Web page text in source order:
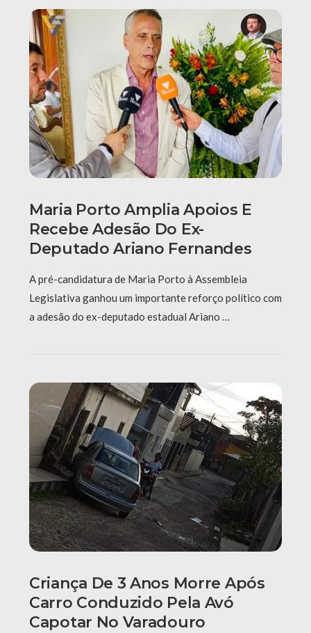
Maria Porto Amplia Apoios E
Recebe Adesão Do Ex-
Deputado Ariano Fernandes
A pré-candidatura de Maria Porto à Assembleia
Legislativa ganhou um importante reforço político com
a adesão do ex-deputado estadual Ariano …
Criança De 3 Anos Morre Após
Carro Conduzido Pela Avó
Capotar No Varadouro